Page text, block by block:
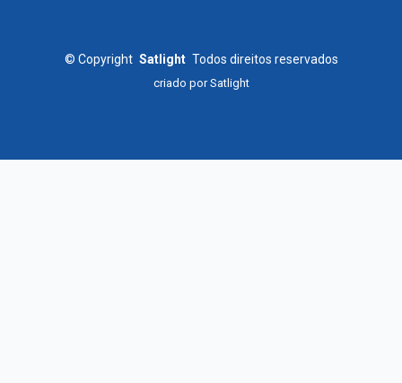
© Copyright Satlight Todos direitos reservados
criado porSatlight